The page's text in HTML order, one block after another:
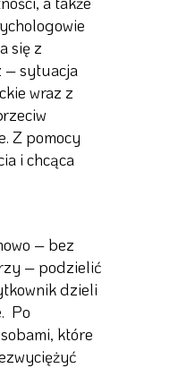
się z
– sytuacja
wraz z
Z pomocy
i chcąca
– bez
– podzielić
dzieli
Po
które